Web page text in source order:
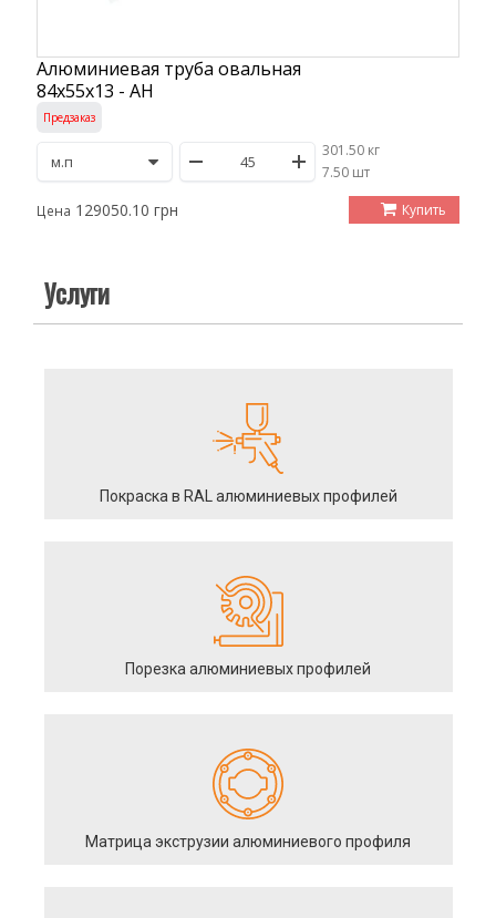
Алюминиевая труба овальная
84х55х13 - АН
Предзаказ
301.50 кг
/7.50 шт
Цена 129050.10 грн Купить
Услуги
Покраска в RAL алюминиевых профилей
Порезка алюминиевых профилей
Матрица экструзии алюминиевого профиля